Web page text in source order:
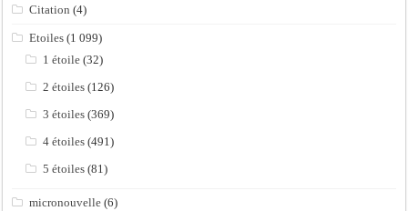
Citation (4)
Etoiles (1 099)
1 étoile (32)
2 étoiles (126)
3 étoiles (369)
4 étoiles (491)
5 étoiles (81)
micronouvelle (6)